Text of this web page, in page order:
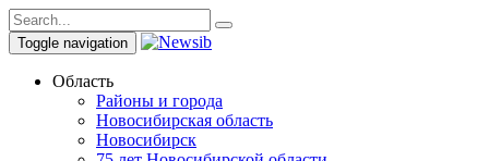
Toggle navigation
Область
Районы и города
Новосибирская область
Новосибирск